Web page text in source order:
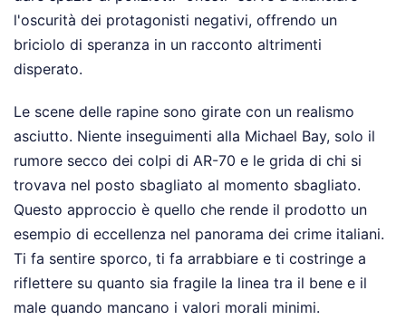
l'oscurità dei protagonisti negativi, offrendo un
briciolo di speranza in un racconto altrimenti
disperato.
Le scene delle rapine sono girate con un realismo
asciutto. Niente inseguimenti alla Michael Bay, solo il
rumore secco dei colpi di AR-70 e le grida di chi si
trovava nel posto sbagliato al momento sbagliato.
Questo approccio è quello che rende il prodotto un
esempio di eccellenza nel panorama dei crime italiani.
Ti fa sentire sporco, ti fa arrabbiare e ti costringe a
riflettere su quanto sia fragile la linea tra il bene e il
male quando mancano i valori morali minimi.